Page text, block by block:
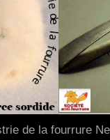
de la fourrure